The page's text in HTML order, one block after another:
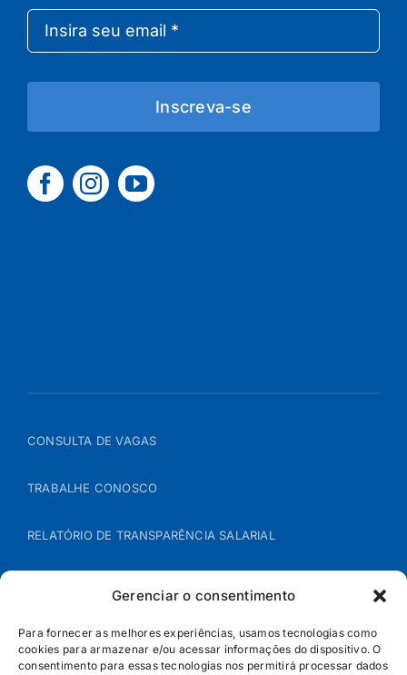
Gerenciar o consentimento
Para fornecer as melhores experiências, usamos tecnologias como
cookies para armazenar e/ou acessar informações do dispositivo. O
consentimento para essas tecnologias nos permitirá processar dados
Inscreva-se
CONSULTA DE VAGAS
TRABALHE CONOSCO
RELATÓRIO DE TRANSPARÊNCIA SALARIAL
POLÍTICA DE COOKIES